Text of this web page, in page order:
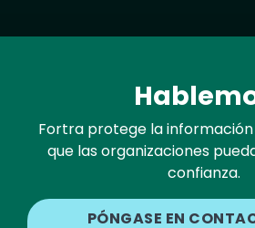
Fortra protege la
que las organizaciones
confianza.
PÓNGASE EN